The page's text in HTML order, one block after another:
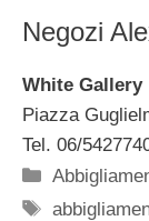
Negozi
White Gallery
Piazza
Tel. 06/
Categorie
Tag